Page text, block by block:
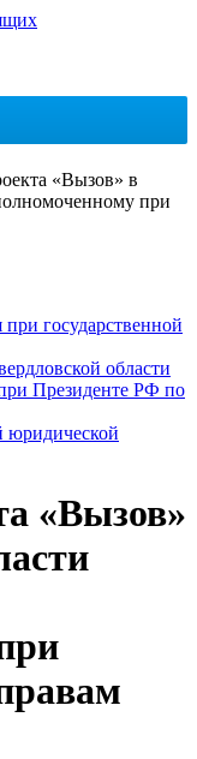
«Вызов» в
при
государственной
области
Президенте РФ по
юридической
«Вызов»